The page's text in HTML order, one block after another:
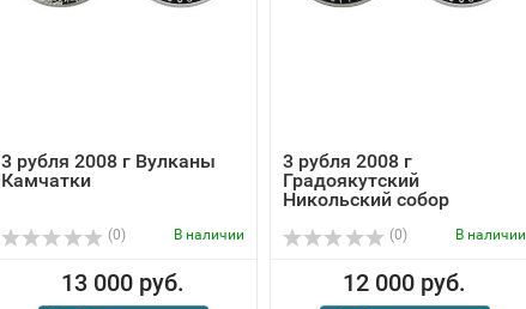
3 рубля 2008 г Вулканы
Камчатки
(0) В наличии
13 000 руб.
3 рубля 2008 г
Градоякутский
Никольский собор
(0) В наличии
12 000 руб.